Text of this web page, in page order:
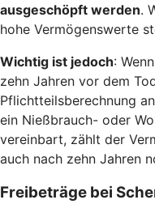
ausgeschöpft werden.
hohe Vermögenswerte
Wichtig ist jedoch:
zehn Jahren vor dem
Pflichtteilsberechnung
ein Nießbrauch- oder
vereinbart, zählt der
auch nach zehn Jahren
Freibeträge bei